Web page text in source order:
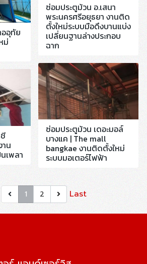
ซ่อมประตูม้วน อ.เสนา
พระนครศรีอยุธยา งานติด
ตั้งใหม่ระบบมือดึงบานแบ่ง
เปลี่ยนฐานล่างประกอบ
ฉาก
ออุทัย
ม่
ซ่อมประตูม้วน เดอะมอล์
บางแค | The mall
bangkae งานติดตั้งใหม่
ระบบมอเตอร์ไฟฟ้า
น
เพลา
1 2 Last